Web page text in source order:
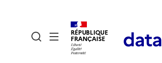
RÉPUBLIQUE
FRANÇAISE